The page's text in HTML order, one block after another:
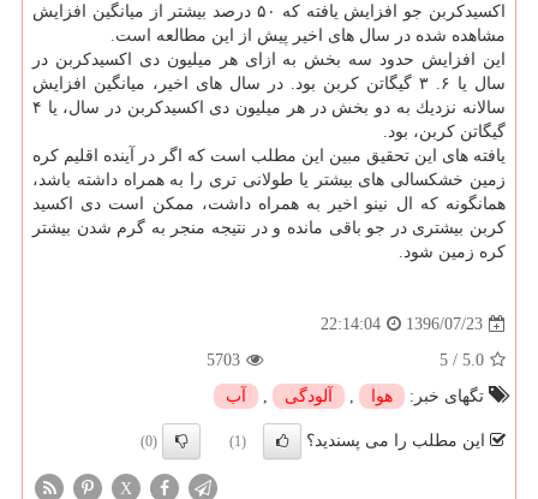
اكسیدكربن جو افزایش یافته كه ۵۰ درصد بیشتر از میانگین افزایش
مشاهده شده در سال های اخیر پیش از این مطالعه است.
این افزایش حدود سه بخش به ازای هر میلیون دی اكسیدكربن در
سال یا ۶. ۳ گیگاتن كربن بود. در سال های اخیر، میانگین افزایش
سالانه نزدیك به دو بخش در هر میلیون دی اكسیدكربن در سال، یا ۴
گیگاتن كربن، بود.
یافته های این تحقیق مبین این مطلب است كه اگر در آینده اقلیم كره
زمین خشكسالی های بیشتر یا طولانی تری را به همراه داشته باشد،
همانگونه كه ال نینو اخیر به همراه داشت، ممكن است دی اكسید
كربن بیشتری در جو باقی مانده و در نتیجه منجر به گرم شدن بیشتر
كره زمین شود.
1396/07/23
22:14:04
5.0
/
5
5703
تگهای خبر:
هوا , آلودگی , آب
این مطلب را می پسندید؟ (1)
(0)
X